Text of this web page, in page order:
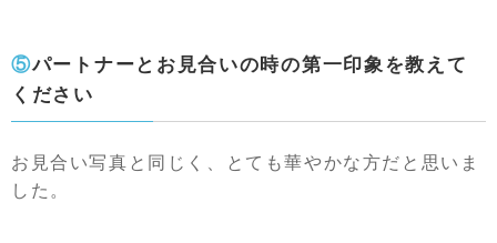
⑤パートナーとお見合いの時の第一印象を教えて
ください
お見合い写真と同じく、とても華やかな方だと思いま
した。